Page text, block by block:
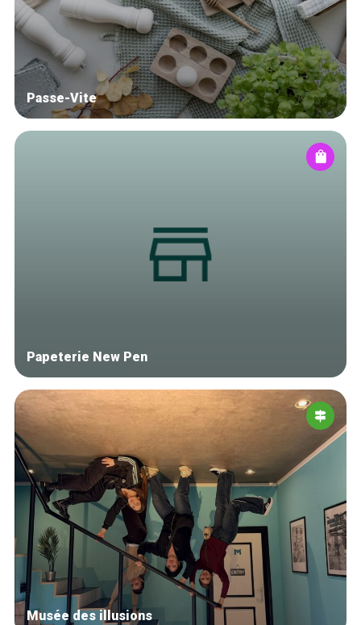
Tops 10
Artisans
A propos
Passe-Vite
Papeterie New Pen
Musée des illusions